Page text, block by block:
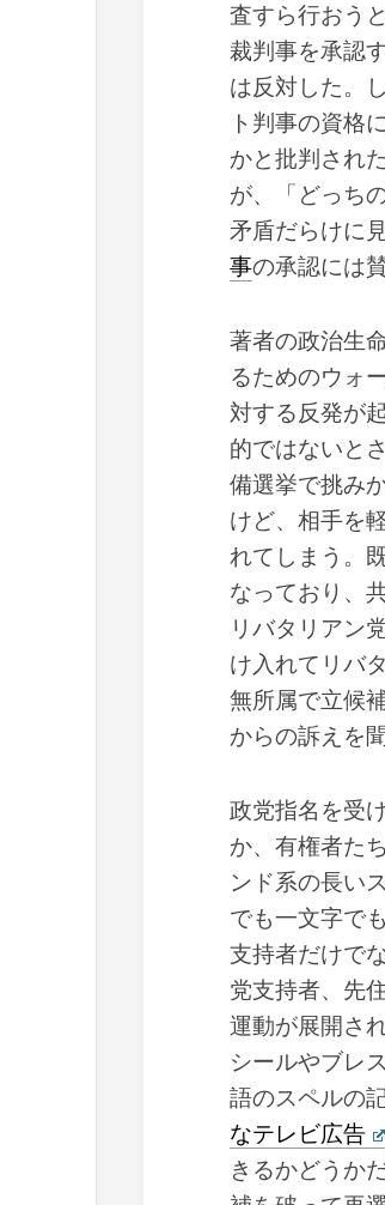
査すら行おう
裁判事を承認
は反対した。
ト判事の資格
かと批判され
が、「どっち
矛盾だらけに
事の承認には賛
著者の政治生
るためのウォ
対する反発が
的ではないと
備選挙で挑み
けど、相手を
れてしまう。
なっており、
リバタリアン
け入れてリバ
無所属で立候
からの訴えを
政党指名を受
か、有権者た
ンド系の長い
でも一文字で
支持者だけで
党支持者、先
運動が展開さ
シールやブレ
語のスペルの
なテレビ広告
きるかどうか